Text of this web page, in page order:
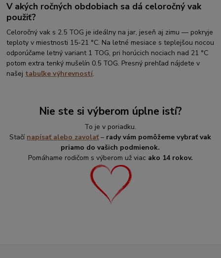
V akých ročných obdobiach sa dá celoročný vak
použiť?
Celoročný vak s 2.5 TOG je ideálny na jar, jeseň aj zimu — pokryje
teploty v miestnosti 15-21 °C. Na letné mesiace s teplejšou nocou
odporúčame letný variant 1 TOG, pri horúcich nociach nad 21 °C
potom extra tenký mušelín 0.5 TOG. Presný prehľad nájdete v
našej tabuľke výhrevností.
Nie ste si výberom úplne istí?
To je v poriadku.
Stačí napísať alebo zavolať– rady vám pomôžeme vybrať vak
priamo do vašich podmienok.
Pomáhame rodičom s výberom už viac ako 14 rokov.